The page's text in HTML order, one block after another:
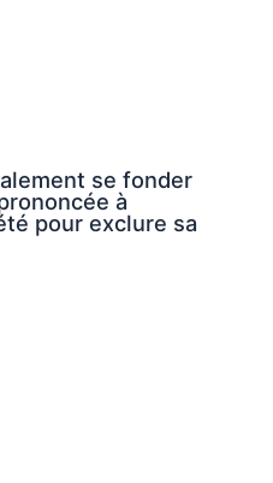
se fonder
à
pour exclure sa